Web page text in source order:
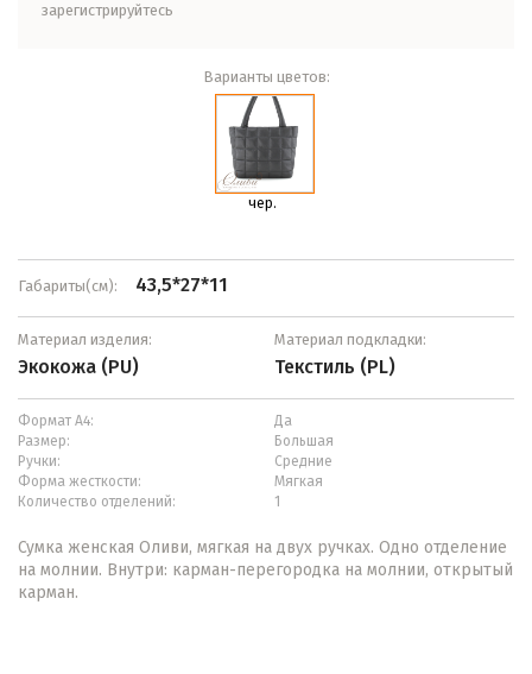
зарегистрируйтесь
Варианты цветов:
чер.
Габариты(см): 43,5*27*11
Материал изделия:
Экокожа (PU)
Материал подкладки:
Текстиль (PL)
Формат А4:
Да
Размер:
Большая
Ручки:
Средние
Форма жесткости:
Мягкая
Количество отделений:
1
Сумка женская Оливи, мягкая на двух ручках. Одно отделение
на молнии. Внутри: карман-перегородка на молнии, открытый
карман.